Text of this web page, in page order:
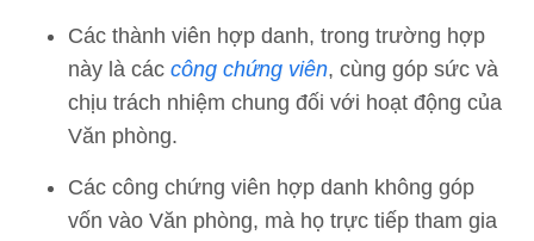
Các thành viên hợp danh, trong trường hợp
này là các công chứng viên, cùng góp sức và
chịu trách nhiệm chung đối với hoạt động của
Văn phòng.
Các công chứng viên hợp danh không góp
vốn vào Văn phòng, mà họ trực tiếp tham gia